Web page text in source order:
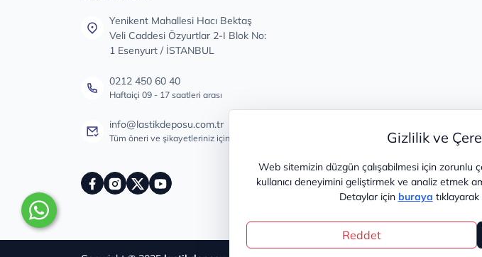
Gizlilik ve
Web sitemizin düzgün çalışabilmesi için zorunlu
kullanıcı deneyimini geliştirmek ve analiz etmek
Detaylar için buraya
Reddet
Yenikent Mahallesi Hacı Bektaş
Veli Caddesi Özyurtlar 2-I Blok No:
1 Esenyurt / İSTANBUL
0212 450 60 40
Haftaiçi 09 - 17 saatleri arası
info@lastikdeposu.com.tr
Tüm öneri ve şikayetleriniz için